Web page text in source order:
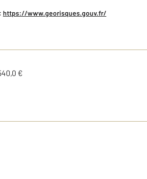
https://www.georisques.gouv.fr/
€